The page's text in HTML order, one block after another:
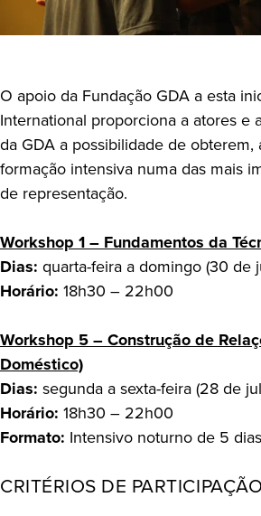
O apoio da Fundação GDA a esta
International proporciona a atores e
da GDA a possibilidade de obterem,
formação intensiva numa das mais
de representação.
Workshop 1 – Fundamentos da
Dias: quarta-feira a domingo (30 de
Horário: 18h30 – 22h00
Workshop 5 – Construção de
Doméstico)
Dias: segunda a sexta-feira (28 de
Horário: 18h30 – 22h00
Formato: Intensivo noturno de 5 dias
CRITÉRIOS DE PARTICIPAÇÃO